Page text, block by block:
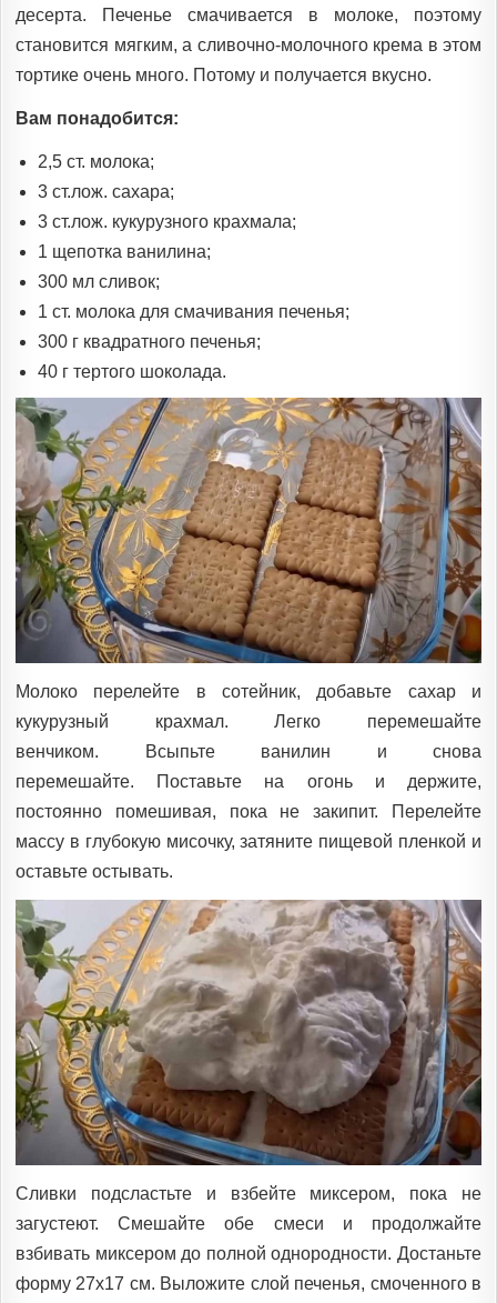
десерта. Печенье смачивается в молоке, поэтому
становится мягким, а сливочно-молочного крема в этом
тортике очень много. Потому и получается вкусно.
Вам понадобится:
2,5 ст. молока;
3 ст.лож. сахара;
3 ст.лож. кукурузного крахмала;
1 щепотка ванилина;
300 мл сливок;
1 ст. молока для смачивания печенья;
300 г квадратного печенья;
40 г тертого шоколада.
Молоко перелейте в сотейник, добавьте сахар и
кукурузный крахмал. Легко перемешайте
венчиком. Всыпьте ванилин и снова
перемешайте. Поставьте на огонь и держите,
постоянно помешивая, пока не закипит. Перелейте
массу в глубокую мисочку, затяните пищевой пленкой и
оставьте остывать.
Сливки подсластьте и взбейте миксером, пока не
загустеют. Смешайте обе смеси и продолжайте
взбивать миксером до полной однородности. Достаньте
форму 27х17 см. Выложите слой печенья, смоченного в